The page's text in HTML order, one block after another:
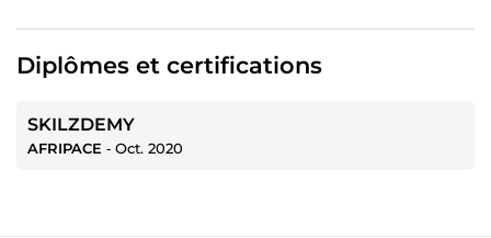
Diplômes et certifications
SKILZDEMY
AFRIPACE ‐ Oct. 2020